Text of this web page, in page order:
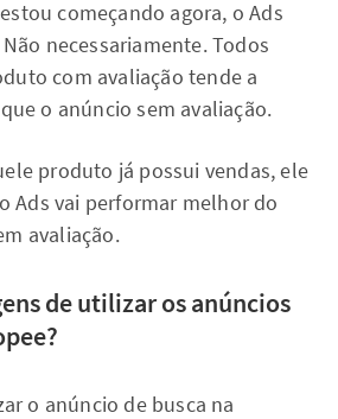
começando agora, o Ads
necessariamente. Todos
com avaliação tende a
o anúncio sem avaliação.
produto já possui vendas, ele
Ads vai performar melhor do
avaliação.
de utilizar os anúncios
o anúncio de busca na